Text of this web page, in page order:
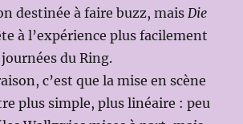
destinée à faire buzz, maisDie
à l’expérience plus facilement
du Ring.
c’est que la mise en scène
plus simple, plus linéaire : peu